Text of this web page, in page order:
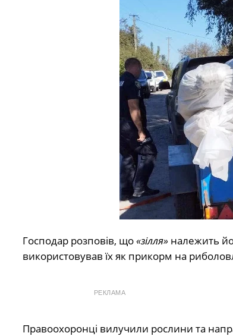
Господар розповів, що«зілля»належить
використовував їх як прикорм на
РЕКЛАМА
Правоохоронці вилучили рослини та